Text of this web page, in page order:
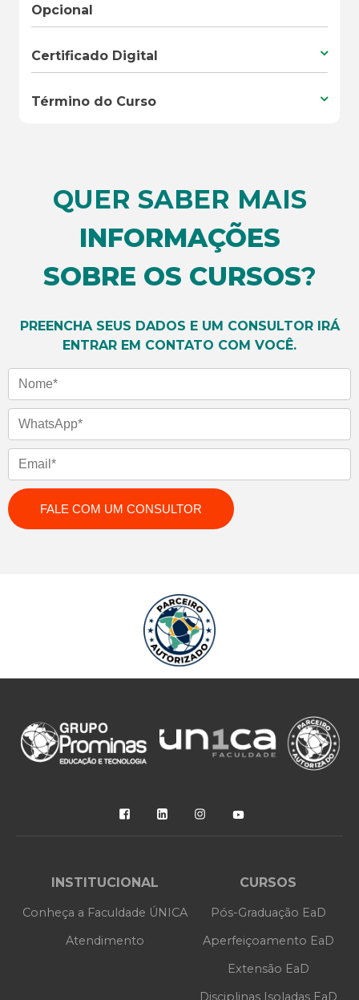
Opcional
Certificado Digital
Término do Curso
QUER SABER MAIS
INFORMAÇÕES
SOBRE OS CURSOS?
PREENCHA SEUS DADOS E UM CONSULTOR IRÁ
ENTRAR EM CONTATO COM VOCÊ.
Nome
WhatsApp
Email
FALE COM UM CONSULTOR
INSTITUCIONAL
Conheça a Faculdade ÚNICA
Atendimento
CURSOS
Pós-Graduação EaD
Aperfeiçoamento EaD
Extensão EaD
Disciplinas Isoladas EaD